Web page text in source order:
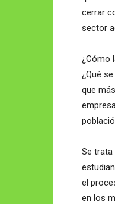
cerrar
sector
¿Cómo
¿Qué
que
Se trata
el
en los